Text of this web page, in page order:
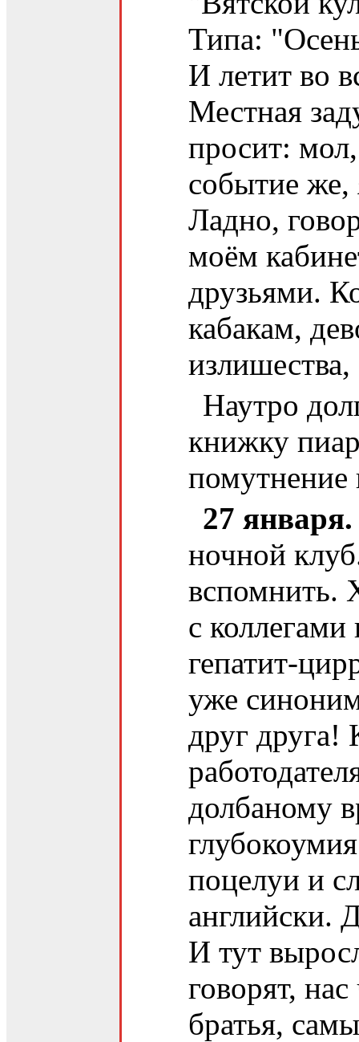
Типа:
И летит во
Местная
просит:
событие же,
Ладно,
моём
друзьями.
кабакам,
излишества,
Наутро
книжку
помутнение
27 января.
ночной
вспомнить.
с
гепатит-
уже
друг друга!
долбаному
поцелуи и
английски.
И тут
говорят,
братья,